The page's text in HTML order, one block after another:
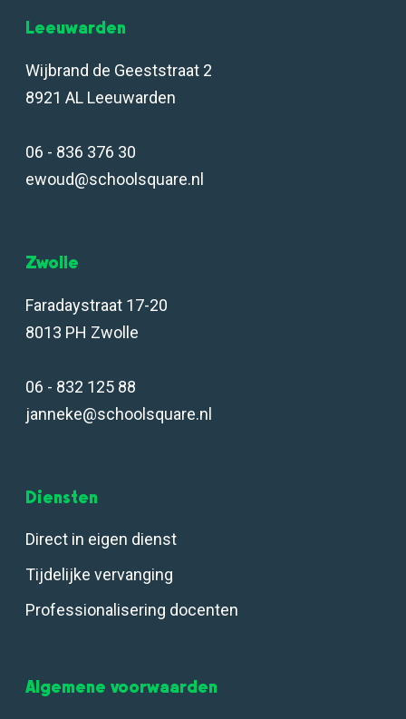
Leeuwarden
Wijbrand de Geeststraat 2
8921 AL Leeuwarden
06 - 836 376 30
ewoud@schoolsquare.nl
Zwolle
Faradaystraat 17-20
8013 PH Zwolle
06 - 832 125 88
janneke@schoolsquare.nl
Diensten
Direct in eigen dienst
Tijdelijke vervanging
Professionalisering docenten
Algemene voorwaarden